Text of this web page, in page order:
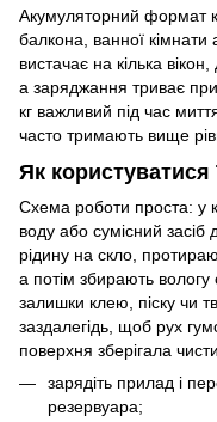
Акумуляторний формат
балкона, ванної
вистачає на кілька
а заряджання триває
кг важливий під час
часто тримають вище
Як
Схема роботи проста: у
воду або сумісний засіб
рідину на скло,
а потім збирають вологу
залишки клею, піску чи
заздалегідь, щоб рух
поверхня зберігала
зарядіть прилад і
резервуара;